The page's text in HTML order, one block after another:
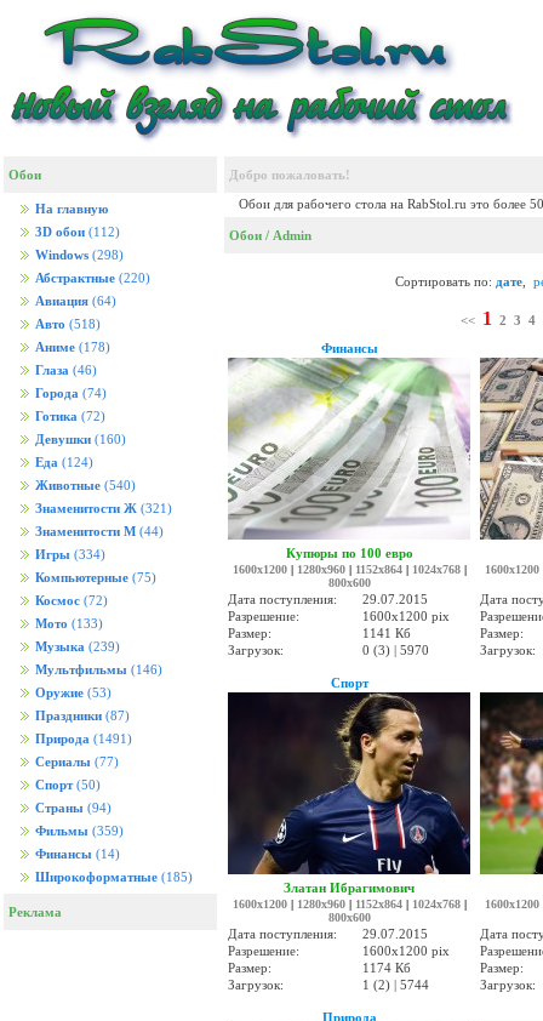
Обои
На главную
3D обои (112)
Windows (298)
Абстрактные (220)
Авиация (64)
Авто (518)
Аниме (178)
Глаза (46)
Города (74)
Готика (72)
Девушки (160)
Еда (124)
Животные (540)
Знаменитости Ж (321)
Знаменитости М (44)
Игры (334)
Компьютерные (75)
Космос (72)
Мото (133)
Музыка (239)
Мультфильмы (146)
Оружие (53)
Праздники (87)
Природа (1491)
Сериалы (77)
Спорт (50)
Страны (94)
Фильмы (359)
Финансы (14)
Широкоформатные (185)
Реклама
Добро пожаловать!
Обои для рабочего стола на RabStol.ru это более
Обои / Admin
Сортировать по: дате
<< 1 2 3 4
Финансы
Купюры по 100 евро
1600x1200| 1280x960| 1152x864| 1024x768|
800x600
Дата поступления:
29.07.2015
Разрешение:
1600x1200 pix
Размер:
1141 Кб
Загрузок:
0 (3) | 5970
1600x1200
Дата
Размер:
Загрузок:
Спорт
Златан Ибрагимович
1600x1200| 1280x960| 1152x864| 1024x768|
800x600
Дата поступления:
29.07.2015
Разрешение:
1600x1200 pix
Размер:
1174 Кб
Загрузок:
1 (2) | 5744
1600x1200
Дата
Размер:
Загрузок:
Природа